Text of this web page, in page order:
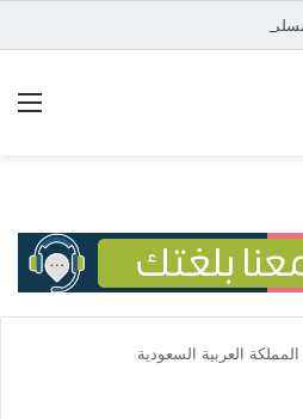
المملكة العربية السعودية